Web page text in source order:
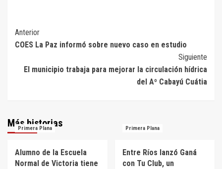
Navegación
de
entradas
Anterior
COES La Paz informó sobre nuevo caso en estudio
Siguiente
El municipio trabaja para mejorar la circulación hídrica
del Aº Cabayú Cuátia
Más historias
Primera Plana
Alumno de la Escuela
Normal de Victoria tiene
Primera Plana
Entre Ríos lanzó Ganá
con Tu Club, un